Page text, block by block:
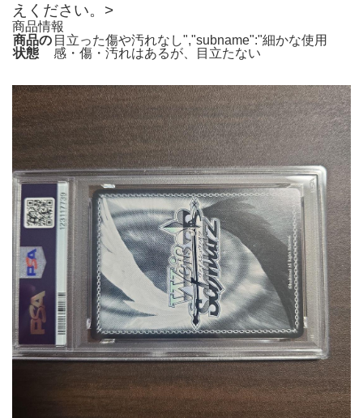
えください。>
商品情報
商品の
状態
目立った傷や汚れなし","subname":"細かな使用
感・傷・汚れはあるが、目立たない